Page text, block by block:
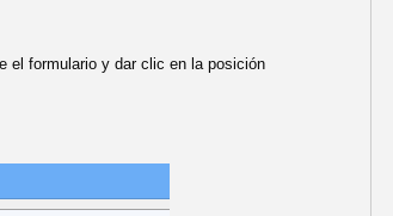
el formulario y dar clic en la posición